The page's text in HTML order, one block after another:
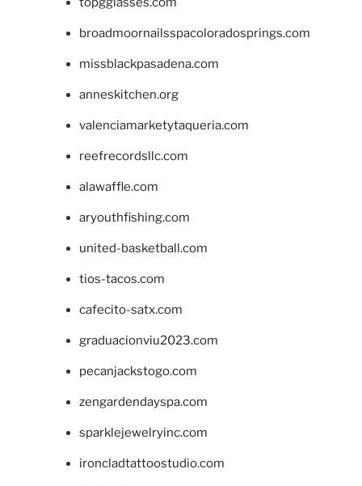
broadmoornailsspacoloradosprings.com
missblackpasadena.com
anneskitchen.org
valenciamarketytaqueria.com
reefrecordsllc.com
alawaffle.com
aryouthfishing.com
united-basketball.com
tios-tacos.com
cafecito-satx.com
graduacionviu2023.com
pecanjackstogo.com
zengardendayspa.com
sparklejewelryinc.com
ironcladtattoostudio.com